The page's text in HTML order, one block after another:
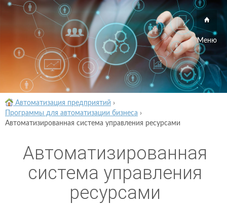
Меню
Автоматизация предприятий ›
Программы для автоматизации бизнеса ›
Автоматизированная система управления ресурсами
Автоматизированная
система управления
ресурсами